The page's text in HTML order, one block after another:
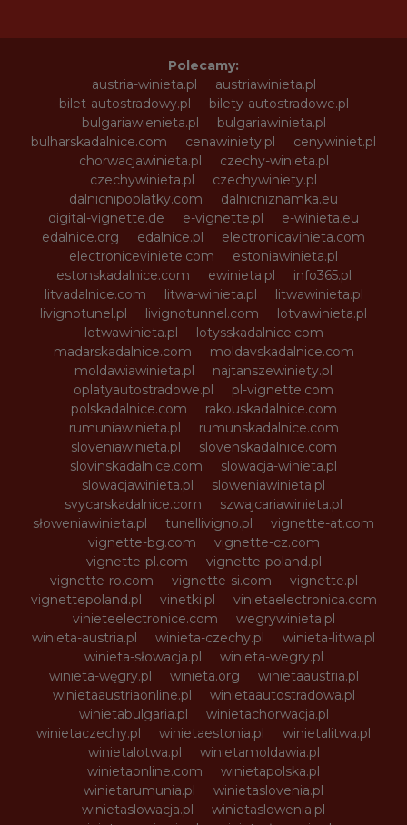
Polecamy:
austria-winieta.pl
austriawinieta.pl
bilet-autostradowy.pl
bilety-autostradowe.pl
bulgariawienieta.pl
bulgariawinieta.pl
bulharskadalnice.com
cenawiniety.pl
cenywiniet.pl
chorwacjawinieta.pl
czechy-winieta.pl
czechywinieta.pl
czechywiniety.pl
dalnicnipoplatky.com
dalnicniznamka.eu
digital-vignette.de
e-vignette.pl
e-winieta.eu
edalnice.org
edalnice.pl
electronicavinieta.com
electroniceviniete.com
estoniawinieta.pl
estonskadalnice.com
ewinieta.pl
info365.pl
litvadalnice.com
litwa-winieta.pl
litwawinieta.pl
livignotunel.pl
livignotunnel.com
lotvawinieta.pl
lotwawinieta.pl
lotysskadalnice.com
madarskadalnice.com
moldavskadalnice.com
moldawiawinieta.pl
najtanszewiniety.pl
oplatyautostradowe.pl
pl-vignette.com
polskadalnice.com
rakouskadalnice.com
rumuniawinieta.pl
rumunskadalnice.com
sloveniawinieta.pl
slovenskadalnice.com
slovinskadalnice.com
slowacja-winieta.pl
slowacjawinieta.pl
sloweniawinieta.pl
svycarskadalnice.com
szwajcariawinieta.pl
słoweniawinieta.pl
tunellivigno.pl
vignette-at.com
vignette-bg.com
vignette-cz.com
vignette-pl.com
vignette-poland.pl
vignette-ro.com
vignette-si.com
vignette.pl
vignettepoland.pl
vinetki.pl
vinietaelectronica.com
vinieteelectronice.com
wegrywinieta.pl
winieta-austria.pl
winieta-czechy.pl
winieta-litwa.pl
winieta-słowacja.pl
winieta-wegry.pl
winieta-węgry.pl
winieta.org
winietaaustria.pl
winietaaustriaonline.pl
winietaautostradowa.pl
winietabulgaria.pl
winietachorwacja.pl
winietaczechy.pl
winietaestonia.pl
winietalitwa.pl
winietalotwa.pl
winietamoldawia.pl
winietaonline.com
winietapolska.pl
winietarumunia.pl
winietaslovenia.pl
winietaslowacja.pl
winietaslowenia.pl